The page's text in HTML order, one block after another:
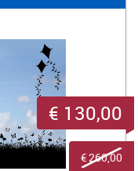
€ 130,00
€ 260,00